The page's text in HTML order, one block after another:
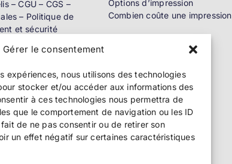
Gérer le consentement
expériences, nous utilisons des technologies
stocker et/ou accéder aux informations des
à ces technologies nous permettra de
que le comportement de navigation ou les ID
de ne pas consentir ou de retirer son
un effet négatif sur certaines caractéristiques
–CGU – CGS –
– Politique de
et sécurité
Options d’impression
Combien coûte une impression
Livre papier
Ebook
Pros de l’édition